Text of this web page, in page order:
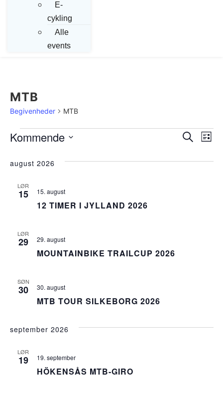
E-
cykling
Alle
events
MTB
Begivenheder MTB
Begivenheder Søg efter
Liste
Kommende
august 2026
LØR
15
12 TIMER I JYLLAND 2026
15. august
LØR
29
MOUNTAINBIKE TRAILCUP 2026
29. august
SØN
30
MTB TOUR SILKEBORG 2026
30. august
september 2026
LØR
19
HÖKENSÅS MTB-GIRO
19. september